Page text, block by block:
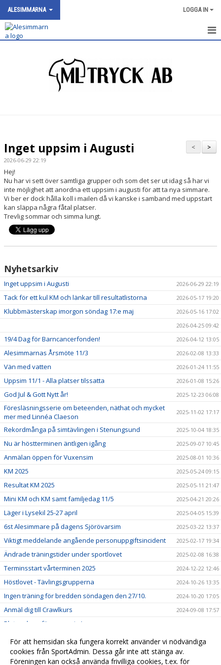
ALESIMMARNA LOGGA IN
BILDGALLERI
DOKUMENT
VÅRA GRUPPER/TRÄNARE
TRYGG FÖRENING
>
<
Inget uppsim i Augusti
2026-06-29 22:19
Hej!
Nu har vi sett över samtliga grupper och som det ser ut idag så har vi
inte möjlighet att anordna ett uppsim i augusti för att ta nya simmare.
Vi ber er dock hålla koll i mailen då vi kanske i samband med uppstart
kan släppa några fåtal platser.
Trevlig sommar och simma lungt.
Nyhetsarkiv
Inget uppsim i Augusti 2026-06-29 22:19
Tack för ett kul KM och länkar till resultatlistorna 2026-05-17 19:20
Klubbmästerskap imorgon söndag 17:e maj
2026-05-16 17:02
2026-04-25 09:42
19/4 Dag för Barncancerfonden! 2026-04-12 13:05
Alesimmarnas Årsmöte 11/3 2026-02-08 13:33
Vän med vatten 2026-01-24 11:55
Uppsim 11/1 - Alla platser tilssatta 2026-01-08 15:26
God Jul & Gott Nytt år! 2025-12-23 06:08
Föresläsningsserie om beteenden, näthat och mycket
mer med Linnéa Claeson
2025-11-02 17:17
Rekordmånga på simtävlingen i Stenungsund 2025-10-04 18:35
Nu är höstterminen äntligen igång 2025-09-07 10:45
Anmälan öppen för Vuxensim 2025-08-01 10:36
KM 2025 2025-05-24 09:15
Resultat KM 2025 2025-05-11 21:47
Mini KM och KM samt familjedag 11/5 2025-04-21 20:26
Läger i Lysekil 25-27 april 2025-04-05 15:39
6st Alesimmare på dagens Sjörövarsim 2025-03-22 13:37
Viktigt meddelande angående personuppgiftsincident 2025-02-17 19:34
Ändrade träningstider under sportlovet 2025-02-08 16:38
Terminsstart vårterminen 2025 2024-12-22 12:46
Höstlovet - Tävlingsgrupperna 2024-10-26 13:35
Ingen träning för bredden söndagen den 27/10. 2024-10-20 17:05
Anmäl dig till Crawlkurs 2024-09-08 17:57
Platser kvar för vuxensim!
MINI-KM & KM SÖNDAG 12 maj 2024-05-05 13:54
Fakturor
För att hemsidan ska fungera korrekt använder vi nödvändiga
cookies från SportAdmin. Dessa går inte att stänga av.
Föreningen kan också använda frivilliga cookies, t.ex. för